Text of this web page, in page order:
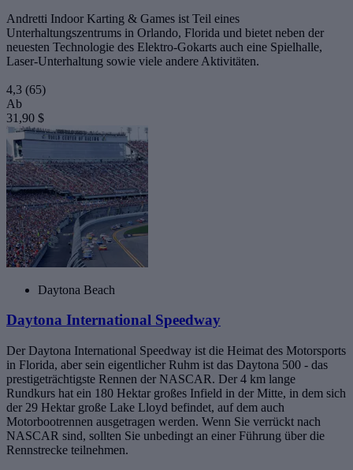
Andretti Indoor Karting & Games ist Teil eines
Unterhaltungszentrums in Orlando, Florida und bietet neben der
neuesten Technologie des Elektro-Gokarts auch eine Spielhalle,
Laser-Unterhaltung sowie viele andere Aktivitäten.
4,3 (65)
Ab
31,90 $
Daytona Beach
Daytona International Speedway
Der Daytona International Speedway ist die Heimat des Motorsports
in Florida, aber sein eigentlicher Ruhm ist das Daytona 500 - das
prestigeträchtigste Rennen der NASCAR. Der 4 km lange
Rundkurs hat ein 180 Hektar großes Infield in der Mitte, in dem sich
der 29 Hektar große Lake Lloyd befindet, auf dem auch
Motorbootrennen ausgetragen werden. Wenn Sie verrückt nach
NASCAR sind, sollten Sie unbedingt an einer Führung über die
Rennstrecke teilnehmen.